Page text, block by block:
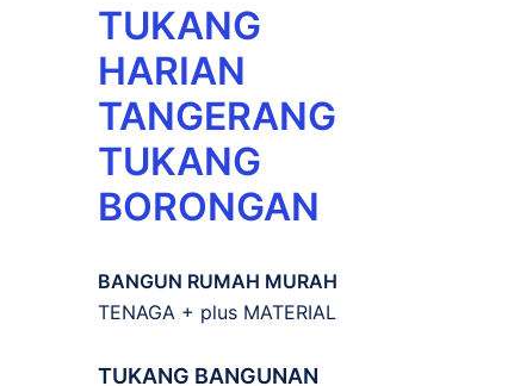
TUKANG
HARIAN
TANGERANG
TUKANG
BORONGAN
BANGUN RUMAH MURAH
TENAGA + plus MATERIAL
TUKANG BANGUNAN